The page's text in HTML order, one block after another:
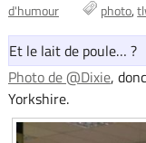
d'humour
photo
Et le lait de poule… ?
Photo de @Dixie,
Yorkshire.